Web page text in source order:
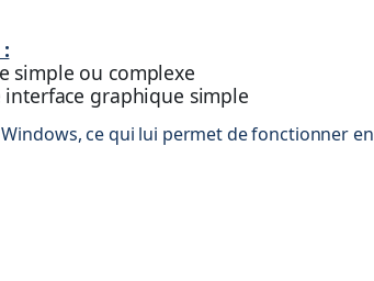
simple ou complexe
graphique simple
ce qui lui permet de fonctionner en